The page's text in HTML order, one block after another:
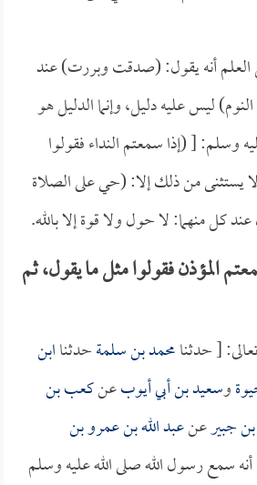
أنه يقول: (صدقت وبررت) عند
ليس عليه دليل، وإنما الدليل هو
وسلم: [ (إذا سمعتم النداء فقولوا
يستثنى من ذلك إلا: (حي على الصلاة
كل منهما: لا حول ولا قوة إلا بالله.
المؤذن فقولوا مثل ما يقول، ثم
[ حدثنامحمد بن سلمةحدثناابن
وسعيد بن أبي أيوبعنكعب بن
جبيرعنعبد الله بن عمرو بن
أنه سمع رسول الله صلى الله عليه وسلم